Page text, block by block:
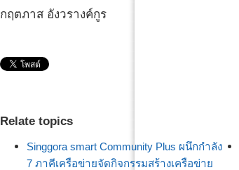
กฤตภาส อังวรางค์กูร
Relate topics
Singgora smart Community Plus ผนึกกำลัง
7 ภาคีเครือข่ายจัดกิจกรรมสร้างเครือข่าย